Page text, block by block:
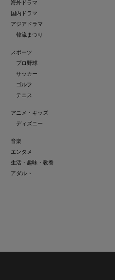
海外ドラマ
国内ドラマ
アジアドラマ
韓流まつり
スポーツ
プロ野球
サッカー
ゴルフ
テニス
アニメ・キッズ
ディズニー
音楽
エンタメ
生活・趣味・教養
アダルト